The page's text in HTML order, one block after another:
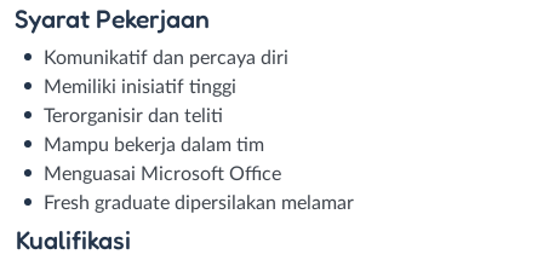
Syarat Pekerjaan
Komunikatif dan percaya diri
Memiliki inisiatif tinggi
Terorganisir dan teliti
Mampu bekerja dalam tim
Menguasai Microsoft Office
Fresh graduate dipersilakan melamar
Kualifikasi